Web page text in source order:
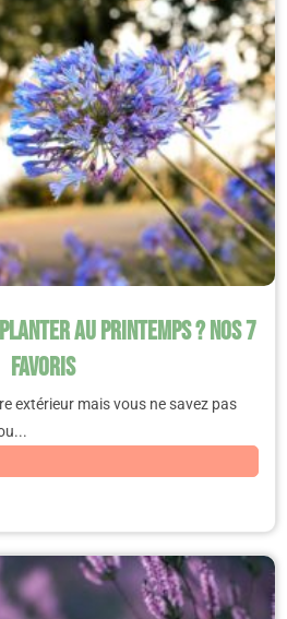
au printemps ? Nos 7
favoris
extérieur mais vous ne savez pas